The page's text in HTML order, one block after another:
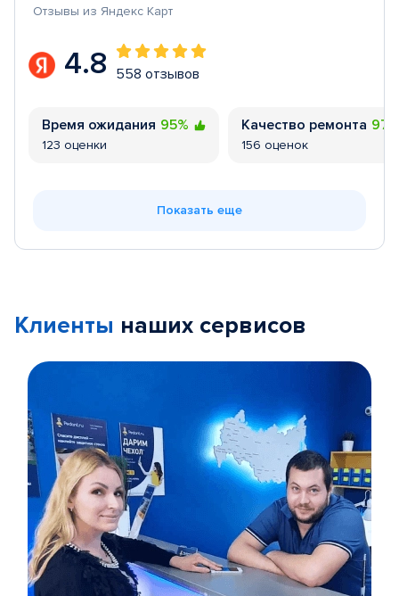
Отзывы из Яндекс Карт
4.8 558 отзывов
Время ожидания 95%
123 оценки
Качество ремонта
156 оценок
Показать еще
Клиенты наших сервисов